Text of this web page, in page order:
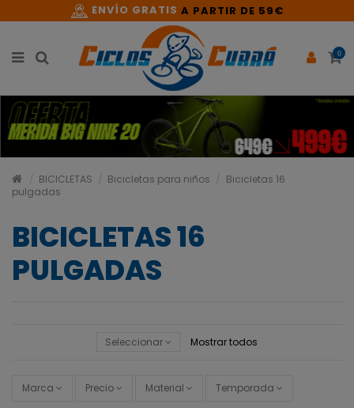
ENVÍO GRATIS A PARTIR DE 59€
0
BICICLETAS Bicicletas para niños
Bicicletas 16
pulgadas
BICICLETAS 16
PULGADAS
Seleccionar Mostrar todos
Marca Precio Material Temporada